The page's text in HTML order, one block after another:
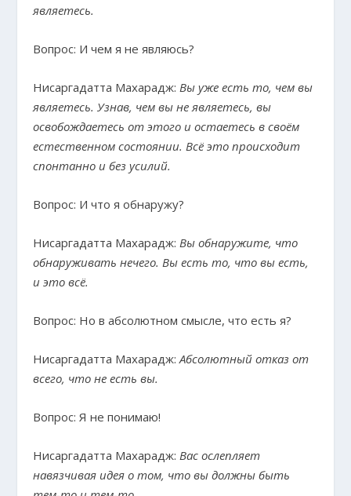
являетесь.
Вопрос: И чем я не являюсь?
Нисаргадатта Махарадж:Вы уже есть то, чем вы
являетесь. Узнав, чем вы не являетесь, вы
освобождаетесь от этого и остаетесь в своём
естественном состоянии. Всё это происходит
спонтанно и без усилий.
Вопрос: И что я обнаружу?
Нисаргадатта Махарадж:Вы обнаружите, что
обнаруживать нечего. Вы есть то, что вы есть,
и это всё.
Вопрос: Но в абсолютном смысле, что есть я?
Нисаргадатта Махарадж:Абсолютный отказ от
всего, что не есть вы.
Вопрос: Я не понимаю!
Нисаргадатта Махарадж:Вас ослепляет
навязчивая идея о том, что вы должны быть